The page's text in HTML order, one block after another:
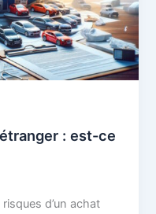
: est-ce
d’un achat